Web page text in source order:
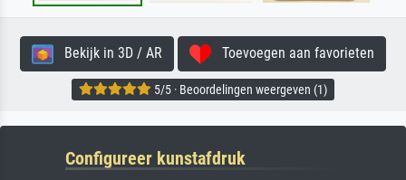
Bekijk in 3D / AR Toevoegen aan favorieten
5/5 · Beoordelingen weergeven (1)
Configureer kunstafdruk